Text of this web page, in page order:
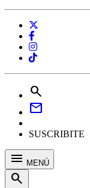
search
mail
SUSCRIBITE
menu MENÚ
search